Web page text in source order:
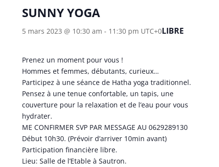
SUNNY YOGA
5 mars 2023 @ 10:30 am - 11:30 pm UTC+0LIBRE
Prenez un moment pour vous !
Hommes et femmes, débutants, curieux…
Participez à une séance de Hatha yoga traditionnel.
Pensez à une tenue confortable, un tapis, une
couverture pour la relaxation et de l’eau pour vous
hydrater.
ME CONFIRMER SVP PAR MESSAGE AU 0629289130
Début 10h30. (Prévoir d’arriver 10min avant)
Participation financière libre.
Lieu: Salle de l’Etable à Sautron.